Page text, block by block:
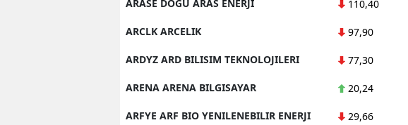
ARASE DOGU ARAS ENERJI 110,40
ARCLK ARCELIK 97,90
ARDYZ ARD BILISIM TEKNOLOJILERI 77,30
ARENA ARENA BILGISAYAR 20,24
ARFYE ARF BIO YENILENEBILIR ENERJI 29,66